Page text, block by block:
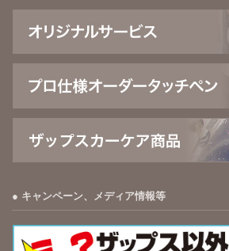
キャンペーン、メディア情報等